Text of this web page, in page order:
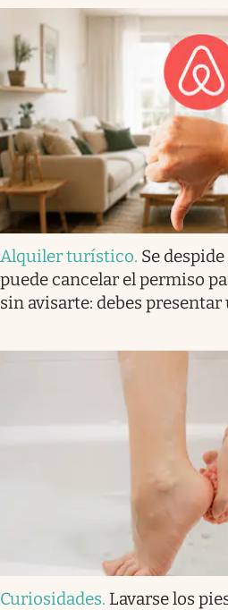
Alquiler turístico. Se
puede cancelar el permiso
sin avisarte: debes
Curiosidades. Lavarse los